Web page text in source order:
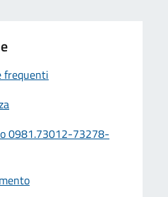
frequenti
0981.73012-73278-